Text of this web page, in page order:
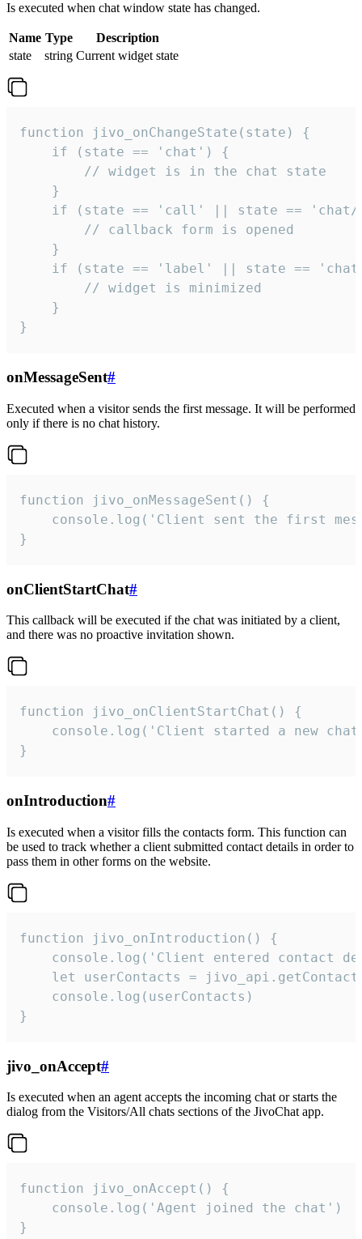
Is executed when chat window state has changed.
Name Type
Description
state
string Current widget state
function jivo_onChangeState(state) {
    if (state == 'chat') {
        // widget is in the chat state
    }
if (state == 'call' || state ==
        // callback form is opened
    }
if (state == 'label' || state ==
        // widget is minimized
    }
}
onMessageSent#
Executed when a visitor sends the first message. It will be performed
only if there is no chat history.
function jivo_onMessageSent() {
console.log('Client sent the first
}
onClientStartChat#
This callback will be executed if the chat was initiated by a client,
and there was no proactive invitation shown.
function jivo_onClientStartChat() {
console.log('Client started a new
}
onIntroduction#
Is executed when a visitor fills the contacts form. This function can
be used to track whether a client submitted contact details in order to
pass them in other forms on the website.
function jivo_onIntroduction() {
console.log('Client entered contact
let userContacts =
    console.log(userContacts)
}
jivo_onAccept#
Is executed when an agent accepts the incoming chat or starts the
dialog from the Visitors/All chats sections of the JivoChat app.
function jivo_onAccept() {
}